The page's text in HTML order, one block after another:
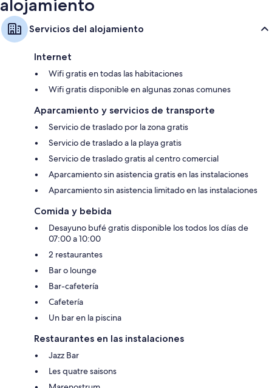
alojamiento
Servicios del alojamiento
Internet
Wifi gratis en todas las habitaciones
Wifi gratis disponible en algunas zonas comunes
Aparcamiento y servicios de transporte
Servicio de traslado por la zona gratis
Servicio de traslado a la playa gratis
Servicio de traslado gratis al centro comercial
Aparcamiento sin asistencia gratis en las instalaciones
Aparcamiento sin asistencia limitado en las instalaciones
Comida y bebida
Desayuno bufé gratis disponible los todos los días de
07:00 a 10:00
2 restaurantes
Bar o lounge
Bar-cafetería
Cafetería
Un bar en la piscina
Restaurantes en las instalaciones
Jazz Bar
Les quatre saisons